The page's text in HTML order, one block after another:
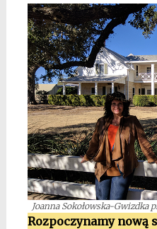
Joanna Sokołowska-Gwizdka
Rozpoczynamy nową